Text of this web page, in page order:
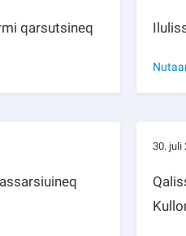
qarsutsineq
30. juli